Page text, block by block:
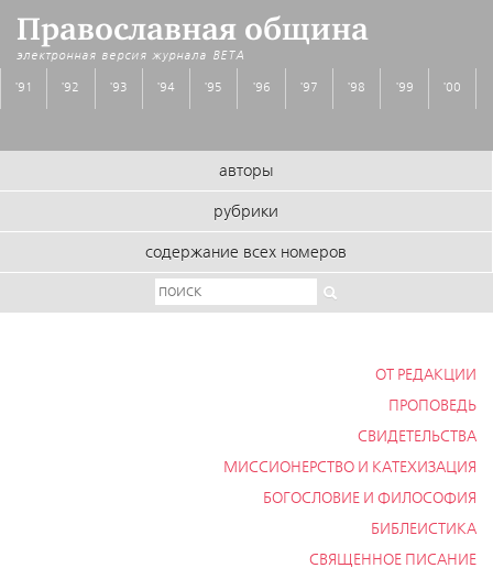
Православная община
электронная версия журнала BETA
'91 '92 '93 '94 '95 '96 '97 '98 '99 '00
авторы
рубрики
содержание всех номеров
ОТ РЕДАКЦИИ
ПРОПОВЕДЬ
СВИДЕТЕЛЬСТВА
МИССИОНЕРСТВО И КАТЕХИЗАЦИЯ
БОГОСЛОВИЕ И ФИЛОСОФИЯ
БИБЛЕИСТИКА
СВЯЩЕННОЕ ПИСАНИЕ